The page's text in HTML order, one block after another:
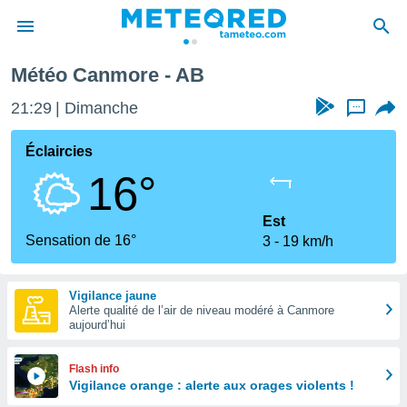
de
Météo Canmore - AB
21:29 Dimanche ...
Éclaircies
16°
Sensation de 16°
Est
3
19 km/h
Vigilance jaune
Alerte qualité de l’air de niveau modéré à Canmore
aujourd’hui
Flash info
Vigilance orange : alerte aux orages violents !